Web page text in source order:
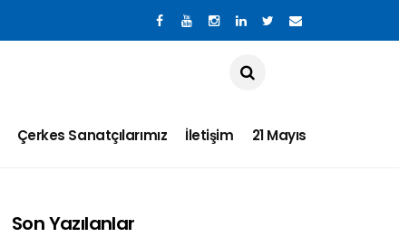
Çerkes Sanatçılarımız İletişim 21 Mayıs
Son Yazılanlar